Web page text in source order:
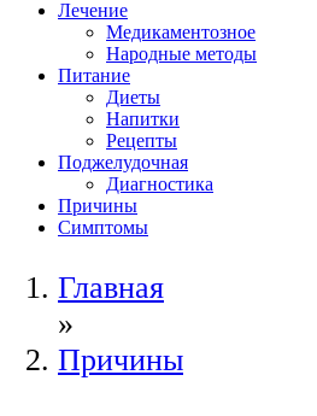
Лечение
Медикаментозное
Народные методы
Питание
Диеты
Напитки
Рецепты
Поджелудочная
Диагностика
Причины
Симптомы
Главная
»
Причины